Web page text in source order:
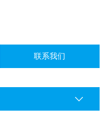
联系我们